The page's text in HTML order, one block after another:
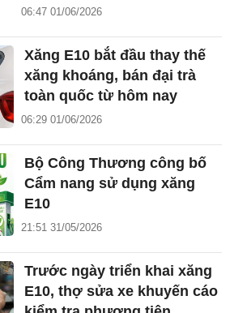
06:47 01/06/2026
Xăng E10 bắt đầu thay thế
xăng khoáng, bán đại trà
toàn quốc từ hôm nay
06:29 01/06/2026
Bộ Công Thương công bố
Cẩm nang sử dụng xăng
E10
21:51 31/05/2026
Trước ngày triển khai xăng
E10, thợ sửa xe khuyến cáo